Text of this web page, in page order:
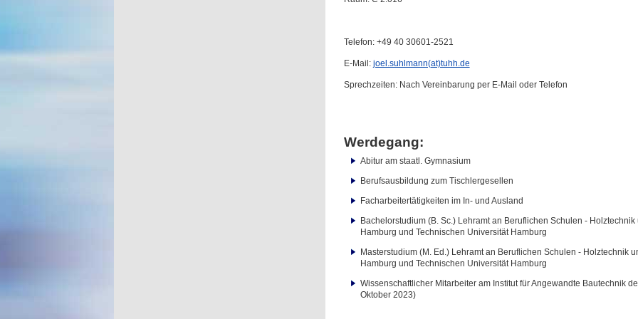
Telefon: +49 40 30601-2521
E-Mail: joel.suhlmann(at)tuhh.de
Sprechzeiten: Nach Vereinbarung per E-Mail oder Telefon
Werdegang:
Abitur am staatl. Gymnasium
Berufsausbildung zum Tischlergesellen
Facharbeitertätigkeiten im In- und Ausland
Bachelorstudium (B. Sc.) Lehramt an Beruflichen Schulen -
Hamburg und Technischen Universität Hamburg
Masterstudium (M. Ed.) Lehramt an Beruflichen Schulen - Holztechnik
Hamburg und Technischen Universität Hamburg
Wissenschaftlicher Mitarbeiter am Institut für Angewandte Bautechnik
Oktober 2023)